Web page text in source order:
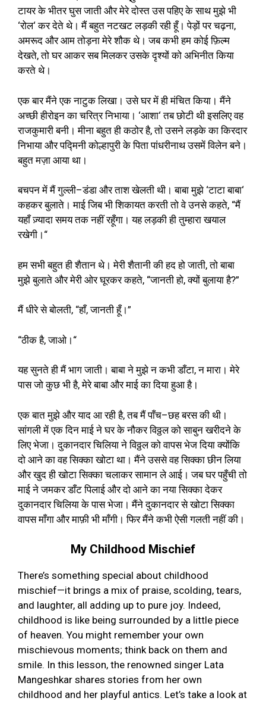
टायर के भीतर घुस जाती और मेरे दोस्त उस पहिए के साथ मुझे भी
‘रोल‘कर देते थे। मैं बहुत नटखट लड़की रही हूँ। पेड़ों पर चढ़ना,
अमरूद और आम तोड़ना मेरे शौक थे। जब कभी हम कोई फ़िल्म
देखते,तो घर आकर सब मिलकर उसके दृश्यों को अभिनीत किया
करते थे।
एक बार मैंने एक नाटुक लिखा। उसे घर में ही मंचित किया। मैंने
अच्छी हीरोइन का चरित्र निभाया। ‘आशा‘तब छोटी थी इसलिए वह
राजकुमारी बनी। मीना बहुत ही कठोर है,तो उसने लड़के का किरदार
निभाया और प‌द्मिनी कोल्हापुरी के पिता पांधरीनाथ उसमें विलेन बने।
बहुत मज़ा आया था।
बचपन में मैं गुल्ली–डंडा और ताश खेलती थी। बाबा मुझे ‘टाटा बाबा‘
कहकर बुलाते। माई जिब भी शिकायत करती तो वे उनसे कहते, “मैं
यहाँ ज़्यादा समय तक नहीं रहूँगा। यह लड़की ही तुम्हारा खयाल
रखेगी। “
हम सभी बहुत ही शैतान थे। मेरी शैतानी की हद हो जाती,तो बाबा
मुझे बुलाते और मेरी ओर घूरकर कहते, “जानती हो,क्यों बुलाया है?”
मैं धीरे से बोलती, “हाँ,जानती हूँ।”
“ठीक है,जाओ। “
यह सुनते ही मैं भाग जाती। बाबा ने मुझे न कभी डाँटा,न मारा। मेरे
पास जो कुछ भी है,मेरे बाबा और माई का दिया हुआ है।
एक बात मुझे और याद आ रही है,तब मैं पाँच–छह बरस की थी।
सांगली में एक दिन माई ने घर के नौकर विठ्ठल को साबुन खरीदने के
लिए भेजा। दुकानदार चिलिया ने विठ्ठल को वापस भेज दिया क्योंकि
दो आने का वह सिक्का खोटा था। मैंने उससे वह सिक्का छीन लिया
और खुद ही खोटा सिक्का चलाकर सामान ले आई। जब घर पहुँची तो
माई ने जमकर डाँट पिलाई और दो आने का नया सिक्का देकर
दुकानदार चिलिया के पास भेजा। मैंने दुकानदार से खोटा सिक्का
वापस माँगा और माफ़ी भी माँगी। फिर मैंने कभी ऐसी गलती नहीं की।
My Childhood Mischief
There’s something special about childhood
mischief—it brings a mix of praise, scolding, tears,
and laughter, all adding up to pure joy. Indeed,
childhood is like being surrounded by a little piece
of heaven. You might remember your own
mischievous moments; think back on them and
smile. In this lesson, the renowned singer Lata
Mangeshkar shares stories from her own
childhood and her playful antics. Let’s take a look at